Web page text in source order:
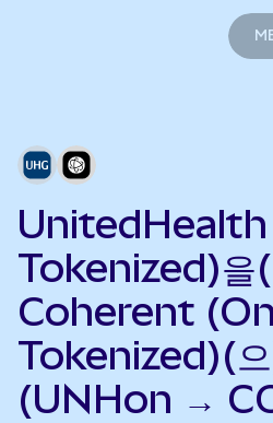
Tokenized)을
Coherent
Tokenized)(으
(UNHon →